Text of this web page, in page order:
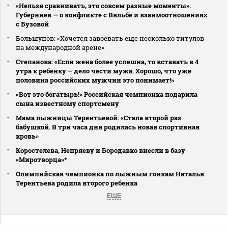
«Нельзя сравнивать, это совсем разные моменты».
Губерниев — о конфликте с Вяльбе и взаимоотношениях
с Бузовой
Большунов: «Хочется завоевать еще несколько титулов
на международной арене»
Степанова: «Если жена более успешна, то вставать в 4
утра к ребенку – дело чести мужа. Хорошо, что уже
половина российских мужчин это понимает!»
«Вот это богатырь!» Российская чемпионка подарила
сына известному спортсмену
Мама лыжницы Терентьевой: «Стала второй раз
бабушкой. В три часа дня родилась новая спортивная
кровь»
Коростелева, Непряеву и Бородавко внесли в базу
«Миротворца»*
Олимпийская чемпионка по лыжным гонкам Наталья
Терентьева родила второго ребенка
ЕЩЕ